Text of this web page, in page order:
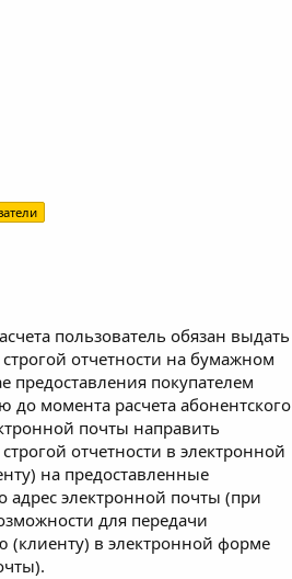
пользователь обязан выдать
отчетности на бумажном
предоставления покупателем
до момента расчета абонентского
почты направить
отчетности в электронной
на предоставленные
адрес электронной почты (при
для передачи
(клиенту) в электронной форме